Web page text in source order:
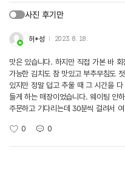
사진 후기만
허*성 2023. 8. 18.
맛은 있습니다. 하지만 직접 가본 바
가능한 김치도 참 맛있고 부추무침도
있지만 정말 덥고 추울 때 그 시간을
들게 하는 매장이었습니다. 웨이팅 안
주문하고 기다리는데 30분씩 걸려서
0 0